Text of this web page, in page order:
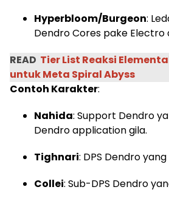
Hyperbloom/Burgeon:
Dendro Cores pake Electro
READ Tier List Reaksi
untuk Meta Spiral Abyss
Contoh Karakter:
Nahida: Support Dendro
Dendro application gila.
Tighnari: DPS Dendro
Collei: Sub-DPS Dendro